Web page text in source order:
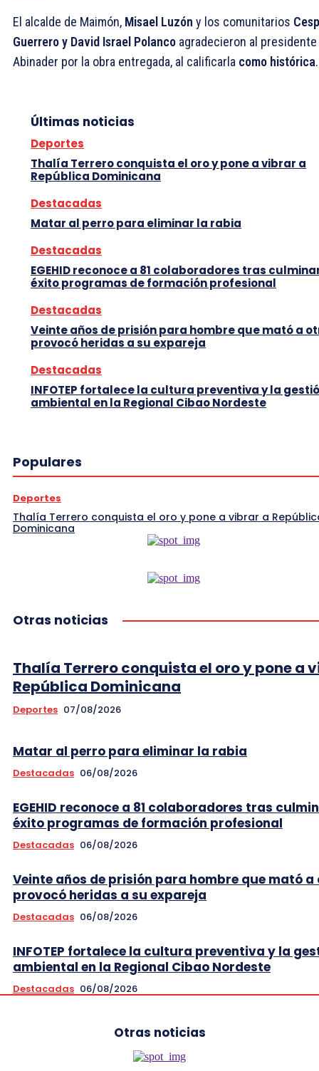
El alcalde de Maimón, Misael Luzón y los comunitarios
Guerrero y David Israel Polanco agradecieron al presidente
Abinader por la obra entregada, al calificarla como histórica.
Últimas noticias
Deportes
Thalía Terrero conquista el oro y pone a vibrar a
República Dominicana
Destacadas
Matar al perro para eliminar la rabia
Destacadas
EGEHID reconoce a 81 colaboradores tras
éxito programas de formación profesional
Destacadas
Veinte años de prisión para hombre que mató a
provocó heridas a su expareja
Destacadas
INFOTEP fortalece la cultura preventiva y la
ambiental en la Regional Cibao Nordeste
Populares
Deportes
Thalía Terrero conquista el oro y pone a vibrar a
Dominicana
Otras noticias
Thalía Terrero conquista el oro y pone a
República Dominicana
Deportes 07/08/2026
Matar al perro para eliminar la rabia
Destacadas 06/08/2026
EGEHID reconoce a 81 colaboradores tras
éxito programas de formación profesional
Destacadas 06/08/2026
Veinte años de prisión para hombre que mató a
provocó heridas a su expareja
Destacadas 06/08/2026
INFOTEP fortalece la cultura preventiva y la
ambiental en la Regional Cibao Nordeste
Destacadas 06/08/2026
Otras noticias